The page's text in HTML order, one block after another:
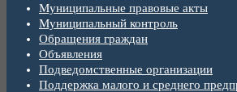
Муниципальные правовые акты
Муниципальный контроль
Обращения граждан
Объявления
Подведомственные организации
Поддержка малого и среднего